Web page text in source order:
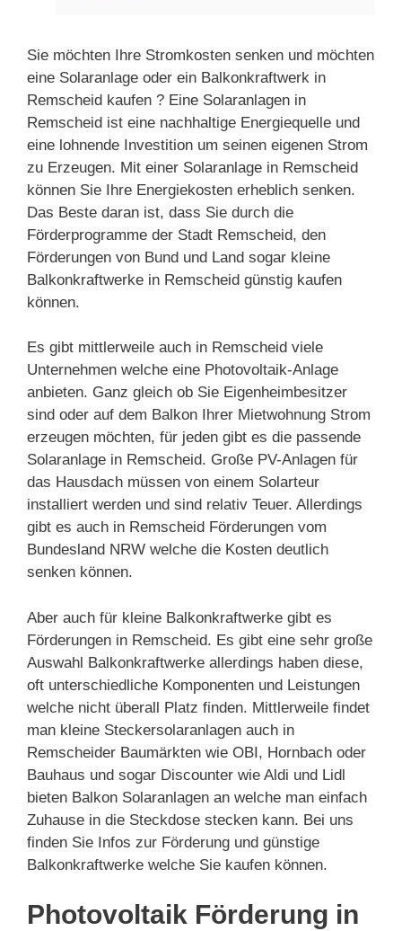
Sie möchten Ihre Stromkosten senken und möchten
eine Solaranlage oder ein Balkonkraftwerk in
Remscheid kaufen ? Eine Solaranlagen in
Remscheid ist eine nachhaltige Energiequelle und
eine lohnende Investition um seinen eigenen Strom
zu Erzeugen. Mit einer Solaranlage in Remscheid
können Sie Ihre Energiekosten erheblich senken.
Das Beste daran ist, dass Sie durch die
Förderprogramme der Stadt Remscheid, den
Förderungen von Bund und Land sogar kleine
Balkonkraftwerke in Remscheid günstig kaufen
können.
Es gibt mittlerweile auch in Remscheid viele
Unternehmen welche eine Photovoltaik-Anlage
anbieten. Ganz gleich ob Sie Eigenheimbesitzer
sind oder auf dem Balkon Ihrer Mietwohnung Strom
erzeugen möchten, für jeden gibt es die passende
Solaranlage in Remscheid. Große PV-Anlagen für
das Hausdach müssen von einem Solarteur
installiert werden und sind relativ Teuer. Allerdings
gibt es auch in Remscheid Förderungen vom
Bundesland NRW welche die Kosten deutlich
senken können.
Aber auch für kleine Balkonkraftwerke gibt es
Förderungen in Remscheid. Es gibt eine sehr große
Auswahl Balkonkraftwerke allerdings haben diese,
oft unterschiedliche Komponenten und Leistungen
welche nicht überall Platz finden. Mittlerweile findet
man kleine Steckersolaranlagen auch in
Remscheider Baumärkten wie OBI, Hornbach oder
Bauhaus und sogar Discounter wie Aldi und Lidl
bieten Balkon Solaranlagen an welche man einfach
Zuhause in die Steckdose stecken kann. Bei uns
finden Sie Infos zur Förderung und günstige
Balkonkraftwerke welche Sie kaufen können.
Photovoltaik Förderung in